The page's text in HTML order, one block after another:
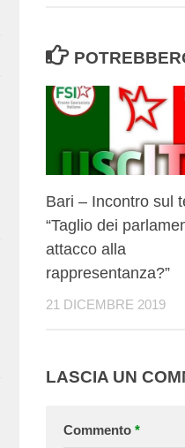
Bari – Incontro sul
“Taglio dei
attacco alla
rappresentanza?”
21 DICEMBRE 2019
LASCIA UN
Commento *